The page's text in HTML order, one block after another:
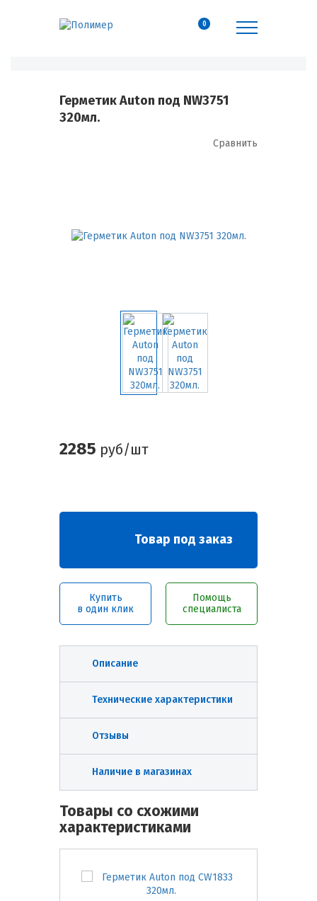
0
Герметик Auton под NW3751
320мл.
Сравнить
2285 руб/шт
Товар под заказ
Купить
в один клик
Помощь
специалиста
Описание
Технические характеристики
Отзывы
Наличие в магазинах
Товары со схожими
характеристиками